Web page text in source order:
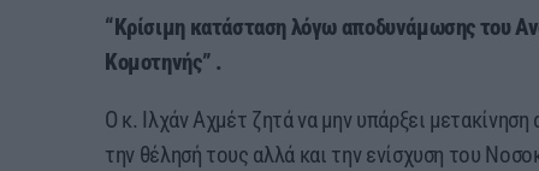
“Κρίσιμη κατάσταση λόγω αποδυνάμωσης του
Κομοτηνής” .
Ο κ. Ιλχάν Αχμέτ ζητά να μην υπάρξει
την θέλησή τους αλλά και την ενίσχυση του